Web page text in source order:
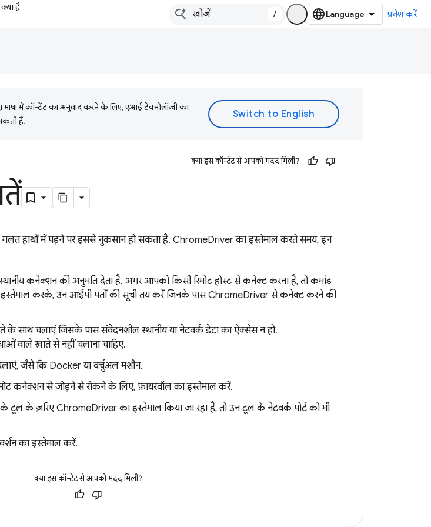
है
/ प्रवेश करें
में कॉन्टेंट का अनुवाद करने के लिए, एआई टेक्नोलॉजी का
हैं.
क्या इस कॉन्टेंट से आपको मदद मिली?
हाथों में पड़ने पर इससे नुकसान हो सकता है. ChromeDriver का इस्तेमाल करते समय, इन
कनेक्शन की अनुमति देता है. अगर आपको किसी रिमोट होस्ट से कनेक्ट करना है, तो कमांड
इस्तेमाल करके, उन आईपी पतों की सूची तय करें जिनके पास ChromeDriver से कनेक्ट करने की
साथ चलाएं जिसके पास संवेदनशील स्थानीय या नेटवर्क डेटा का ऐक्सेस न हो.
वाले खाते से नहीं चलाना चाहिए.
जैसे कि Docker या वर्चुअल मशीन.
कनेक्शन से जोड़ने से रोकने के लिए, फ़ायरवॉल का इस्तेमाल करें.
टूल के ज़रिए ChromeDriver का इस्तेमाल किया जा रहा है, तो उन टूल के नेटवर्क पोर्ट को भी
का इस्तेमाल करें.
क्या इस कॉन्टेंट से आपको मदद मिली?